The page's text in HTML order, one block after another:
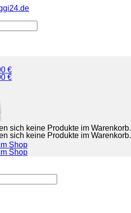
€
sich keine Produkte im Warenkorb.
Shop
€
sich keine Produkte im Warenkorb.
Shop